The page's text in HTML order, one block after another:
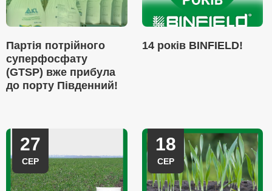
Партія потрійного
суперфосфату
(GTSP) вже прибула
до порту Південний!
14 років BINFIELD!
27
СЕР
18
СЕР